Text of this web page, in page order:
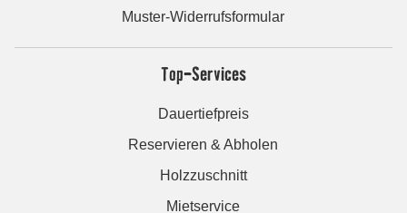
Muster-Widerrufsformular
Top-Services
Dauertiefpreis
Reservieren & Abholen
Holzzuschnitt
Mietservice